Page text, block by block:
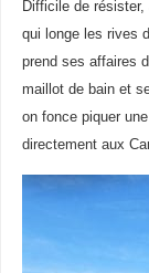
Difficile de
qui longe les rives
prend ses affaires
maillot de bain et
on fonce piquer
directement aux